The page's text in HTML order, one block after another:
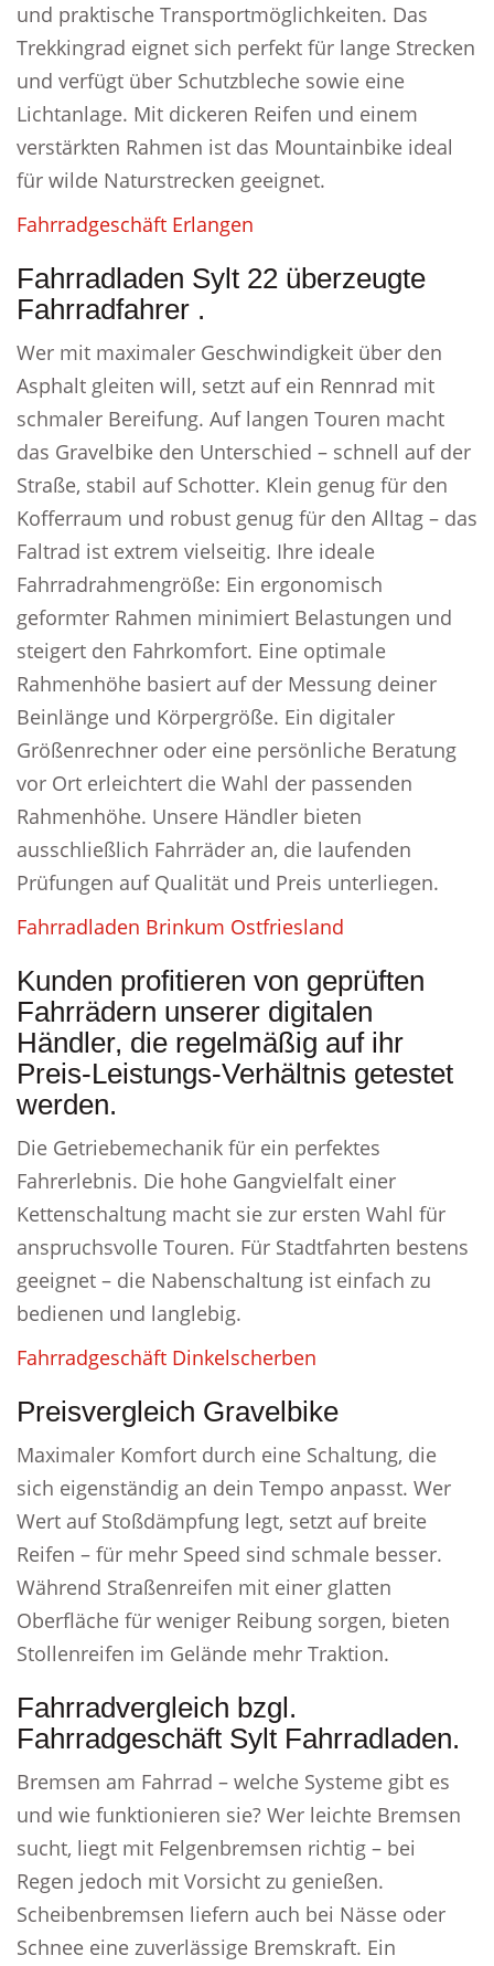
und praktische Transportmöglichkeiten. Das
Trekkingrad eignet sich perfekt für lange Strecken
und verfügt über Schutzbleche sowie eine
Lichtanlage. Mit dickeren Reifen und einem
verstärkten Rahmen ist das Mountainbike ideal
für wilde Naturstrecken geeignet.
Fahrradgeschäft Erlangen
Fahrradladen Sylt 22 überzeugte
Fahrradfahrer .
Wer mit maximaler Geschwindigkeit über den
Asphalt gleiten will, setzt auf ein Rennrad mit
schmaler Bereifung. Auf langen Touren macht
das Gravelbike den Unterschied – schnell auf der
Straße, stabil auf Schotter. Klein genug für den
Kofferraum und robust genug für den Alltag – das
Faltrad ist extrem vielseitig. Ihre ideale
Fahrradrahmengröße: Ein ergonomisch
geformter Rahmen minimiert Belastungen und
steigert den Fahrkomfort. Eine optimale
Rahmenhöhe basiert auf der Messung deiner
Beinlänge und Körpergröße. Ein digitaler
Größenrechner oder eine persönliche Beratung
vor Ort erleichtert die Wahl der passenden
Rahmenhöhe. Unsere Händler bieten
ausschließlich Fahrräder an, die laufenden
Prüfungen auf Qualität und Preis unterliegen.
Fahrradladen Brinkum Ostfriesland
Kunden profitieren von geprüften
Fahrrädern unserer digitalen
Händler, die regelmäßig auf ihr
Preis-Leistungs-Verhältnis getestet
werden.
Die Getriebemechanik für ein perfektes
Fahrerlebnis. Die hohe Gangvielfalt einer
Kettenschaltung macht sie zur ersten Wahl für
anspruchsvolle Touren. Für Stadtfahrten bestens
geeignet – die Nabenschaltung ist einfach zu
bedienen und langlebig.
Fahrradgeschäft Dinkelscherben
Preisvergleich Gravelbike
Maximaler Komfort durch eine Schaltung, die
sich eigenständig an dein Tempo anpasst. Wer
Wert auf Stoßdämpfung legt, setzt auf breite
Reifen – für mehr Speed sind schmale besser.
Während Straßenreifen mit einer glatten
Oberfläche für weniger Reibung sorgen, bieten
Stollenreifen im Gelände mehr Traktion.
Fahrradvergleich bzgl.
Fahrradgeschäft Sylt Fahrradladen.
Bremsen am Fahrrad – welche Systeme gibt es
und wie funktionieren sie? Wer leichte Bremsen
sucht, liegt mit Felgenbremsen richtig – bei
Regen jedoch mit Vorsicht zu genießen.
Scheibenbremsen liefern auch bei Nässe oder
Schnee eine zuverlässige Bremskraft. Ein